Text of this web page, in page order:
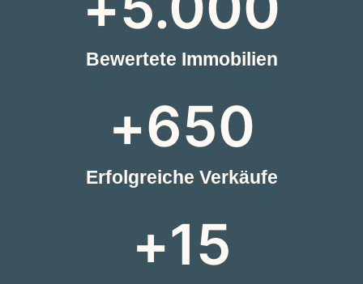
Bewertete Immobilien
Erfolgreiche Verkäufe
+650
+15